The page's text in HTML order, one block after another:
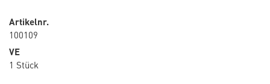
Artikelnr.
100109
VE
1 Stück